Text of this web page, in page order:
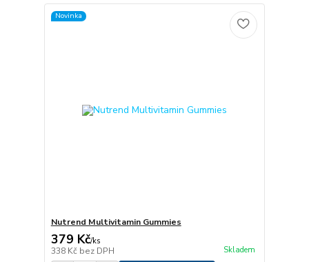
Novinka
Nutrend Multivitamin Gummies
379 Kč/ks
338 Kč bez DPH Skladem